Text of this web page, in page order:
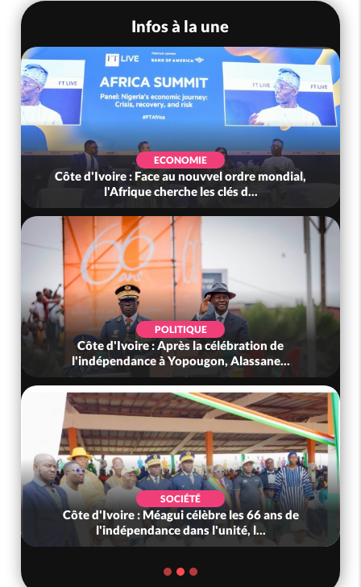
Infos à la une
ECONOMIE
Côte d'Ivoire : Face au nouvvel ordre mondial,
l'Afrique cherche les clés d...
POLITIQUE
Côte d'Ivoire : Après la célébration de
l'indépendance à Yopougon, Alassane...
SOCIÉTÉ
Côte d'Ivoire : Méagui célèbre les 66 ans de
l'indépendance dans l'unité, l...